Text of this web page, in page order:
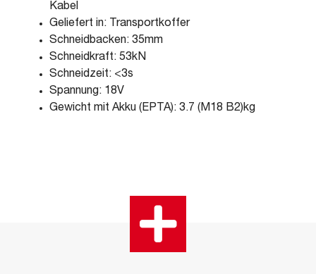
Kabel
Geliefert in: Transportkoffer
Schneidbacken: 35mm
Schneidkraft: 53kN
Schneidzeit: <3s
Spannung: 18V
Gewicht mit Akku (EPTA): 3.7 (M18 B2)kg